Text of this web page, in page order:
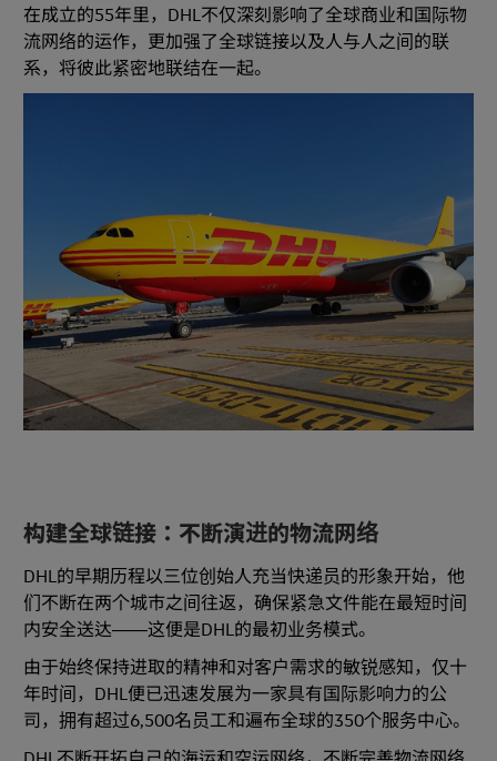
在成立的55年里，DHL不仅深刻影响了全球商业和国际物
流网络的运作，更加强了全球链接以及人与人之间的联
系，将彼此紧密地联结在一起。
构建全球链接：不断演进的物流网络
DHL的早期历程以三位创始人充当快递员的形象开始，他
们不断在两个城市之间往返，确保紧急文件能在最短时间
内安全送达——这便是DHL的最初业务模式。
由于始终保持进取的精神和对客户需求的敏锐感知，仅十
年时间，DHL便已迅速发展为一家具有国际影响力的公
司，拥有超过6,500名员工和遍布全球的350个服务中心。